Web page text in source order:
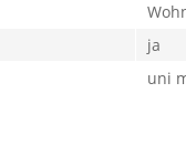
ja
uni